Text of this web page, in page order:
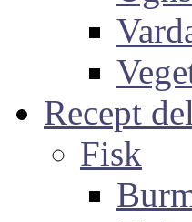
Recept
Fisk